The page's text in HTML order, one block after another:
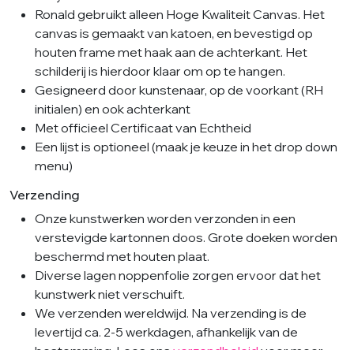
Ronald gebruikt alleen Hoge Kwaliteit Canvas. Het
canvas is gemaakt van katoen, en bevestigd op
houten frame met haak aan de achterkant. Het
schilderij is hierdoor klaar om op te hangen.
Gesigneerd door kunstenaar, op de voorkant (RH
initialen) en ook achterkant
Met officieel Certificaat van Echtheid
Een lijst is optioneel (maak je keuze in het drop down
menu)
Verzending
Onze kunstwerken worden verzonden in een
verstevigde kartonnen doos. Grote doeken worden
beschermd met houten plaat.
Diverse lagen noppenfolie zorgen ervoor dat het
kunstwerk niet verschuift.
We verzenden wereldwijd. Na verzending is de
levertijd ca. 2-5 werkdagen, afhankelijk van de